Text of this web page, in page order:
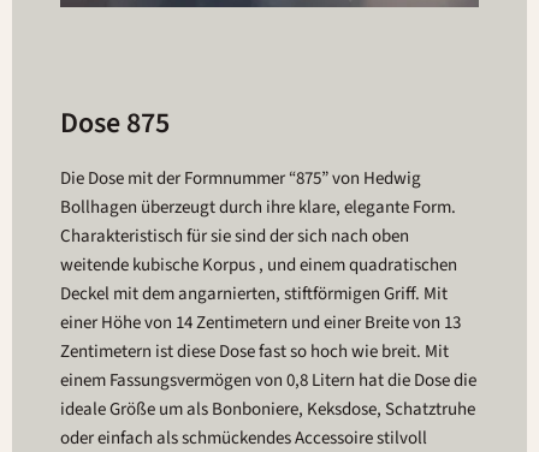
Dose 875
Die Dose mit der Formnummer “875” von Hedwig
Bollhagen überzeugt durch ihre klare, elegante Form.
Charakteristisch für sie sind der sich nach oben
weitende kubische Korpus , und einem quadratischen
Deckel mit dem angarnierten, stiftförmigen Griff. Mit
einer Höhe von 14 Zentimetern und einer Breite von 13
Zentimetern ist diese Dose fast so hoch wie breit. Mit
einem Fassungsvermögen von 0,8 Litern hat die Dose die
ideale Größe um als Bonboniere, Keksdose, Schatztruhe
oder einfach als schmückendes Accessoire stilvoll